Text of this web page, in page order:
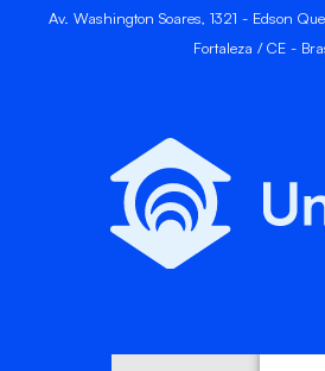
Av. Washington Soares, 1321 - Edson
Fortaleza / CE -